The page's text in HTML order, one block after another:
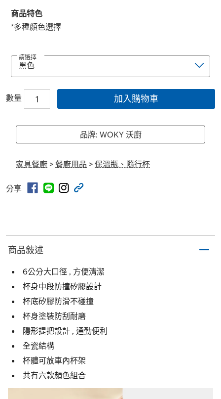
商品特色
*多種顏色選擇
請選擇
數量 加入購物車
品牌: WOKY 沃廚
家具餐廚 > 餐廚用品 > 保溫瓶、隨行杯
分享
商品敍述
6公分大口徑 , 方便清潔
杯身中段防撞矽膠設計
杯底矽膠防滑不碰撞
杯身塗裝防刮耐磨
隱形提把設計 , 通勤便利
全瓷結構
杯體可放車內杯架
共有六款顏色組合